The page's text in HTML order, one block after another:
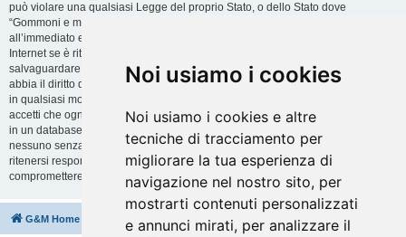
Noi usiamo i cookies
Noi usiamo i cookies e altre
tecniche di tracciamento per
migliorare la tua esperienza di
navigazione nel nostro sito, per
mostrarti contenuti personalizzati
e annunci mirati, per analizzare il
può violare una qualsiasi Legge del proprio Stato, o dello Stato dove
“Gommoni e motori” è ospitato, o di una Legge internazionale. Fare ciò porta
all’immediato e permanente divieto di accesso, con notifica al tuo provider
Internet se è ritenuto da noi opportuno. Tutti gli indirizzi IP sono registrati per
salvaguardare e rinforzare queste condizioni. Accetti che “Gommoni e motori”
abbia il diritto di rimuovere, riscrivere, spostare o chiudere qualsiasi argomento
in qualsiasi momento lo ritenga necessario. Come fruitore di questo servizio,
accetti che ogni informazione (dato personale) tu abbia inviato sia conservata
in un database. Al contempo queste informazioni non saranno divulgate a
nessuno senza il tuo consenso, né “Gommoni e motori” o phpBB sono da
ritenersi responsabili per qualsiasi violazione al sistema che possa
compromettere queste informazioni.
G&M Home Tutti gli orari sonoUTC+02:00
Cancella cookie